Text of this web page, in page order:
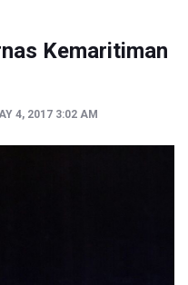
Tanoesoedibjo
Kemaritiman
4, 2017 3:02 AM